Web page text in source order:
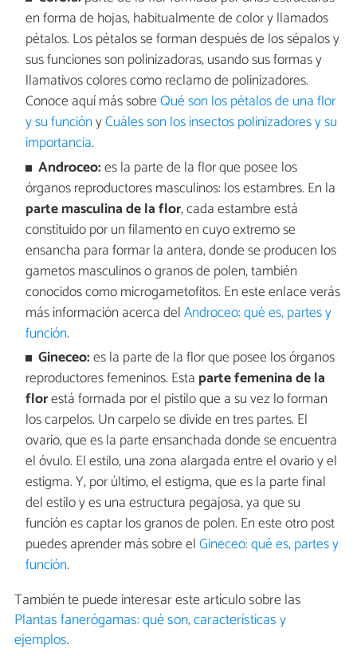
en forma de hojas, habitualmente de color y llamados
pétalos. Los pétalos se forman después de los sépalos y
sus funciones son polinizadoras, usando sus formas y
llamativos colores como reclamo de polinizadores.
Conoce aquí más sobreQué son los pétalos de una flor
y su funciónyCuáles son los insectos polinizadores y su
importancia.
Androceo:es la parte de la flor que posee los
órganos reproductores masculinos: los estambres. En la
parte masculina de la flor, cada estambre está
constituido por un filamento en cuyo extremo se
ensancha para formar la antera, donde se producen los
gametos masculinos o granos de polen, también
conocidos como microgametofitos. En este enlace verás
más información acerca delAndroceo: qué es, partes y
función.
Gineceo:es la parte de la flor que posee los órganos
reproductores femeninos. Esta parte femenina de la
florestá formada por el pistilo que a su vez lo forman
los carpelos. Un carpelo se divide en tres partes. El
ovario, que es la parte ensanchada donde se encuentra
el óvulo. El estilo, una zona alargada entre el ovario y el
estigma. Y, por último, el estigma, que es la parte final
del estilo y es una estructura pegajosa, ya que su
función es captar los granos de polen. En este otro post
puedes aprender más sobre elGineceo: qué es, partes y
función.
También te puede interesar este artículo sobre las
Plantas fanerógamas: qué son, características y
ejemplos.